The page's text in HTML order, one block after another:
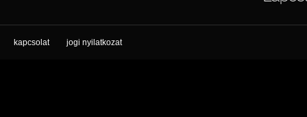
kapcsolat jogi nyilatkozat